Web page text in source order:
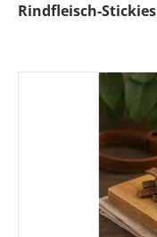
Rindfleisch-Stickies